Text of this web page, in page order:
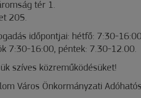
tér 1.
205.
időpontjai: hétfő: 7:30-
7:30-16:00, péntek: 7.30-12.00.
szíves közreműködésüket!
Város Önkormányzati